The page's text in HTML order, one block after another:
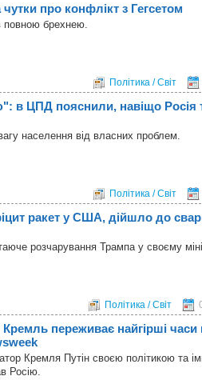
про конфлікт з Гегсетом
повною брехнею.
Політика / Світ
в ЦПД пояснили, навіщо Росія
населення від власних проблем.
Політика / Світ
ракет у США, дійшло до
розчарування Трампа у своєму
Політика / Світ
переживає найгірші часи
Кремля Путін своєю політикою та
Росію.